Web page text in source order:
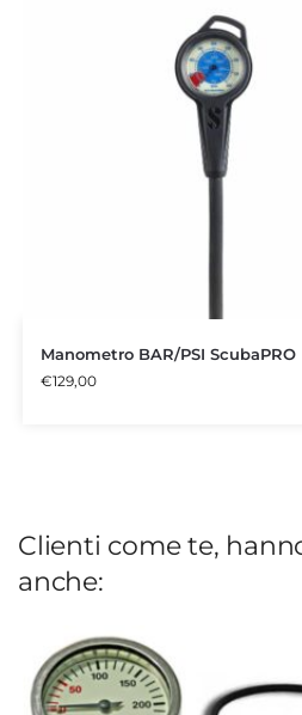
Manometro BAR/PSI ScubaPRO
€129,00
Clienti come te,
anche: